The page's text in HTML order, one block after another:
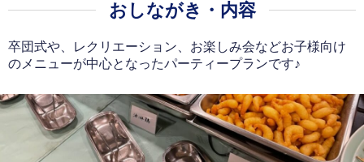
おしながき・内容
卒団式や、レクリエーション、お楽しみ会などお子様向け
のメニューが中心となったパーティープランです♪